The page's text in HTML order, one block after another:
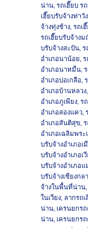
น่าน,รถเฮี๊ยบ ร
เฮี๊ยบรับจ้างท่าวั
จ้างทุ่งช้าง,รถเ
รถเฮี๊ยบรับจ้าง
บรับจ้างสะปัน,ร
อำเภอนาน้อย,ร
อำเภอนาหมื่น,
อำเภอบ่อเกลือ,
อำเภอบ้านหลวง
อำเภอภูเพียง,ร
อำเภอสองแคว,
อำเภอสันติสุข,
อำเภอเฉลิมพระ
บรับจ้างอำเภอเ
บรับจ้างอำเภอเ
บรับจ้างอำเภอแ
บรับจ้างเชียงกล
จ้างในพื้นที่น่าน
ในเวียง, ลากรถ
น่าน, เครนยกร
น่าน, เครนยกร